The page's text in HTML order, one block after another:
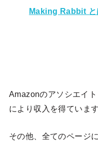
Making Rabbit と
Amazonのアソシエイ
により収入を得ています
その他、全てのページ